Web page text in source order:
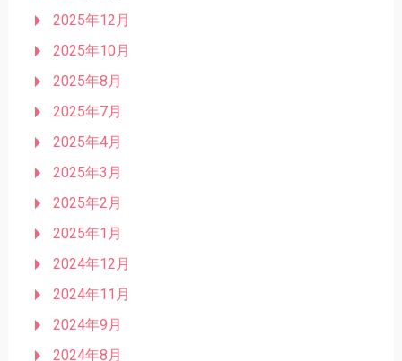
2025年12月
2025年10月
2025年8月
2025年7月
2025年4月
2025年3月
2025年2月
2025年1月
2024年12月
2024年11月
2024年9月
2024年8月